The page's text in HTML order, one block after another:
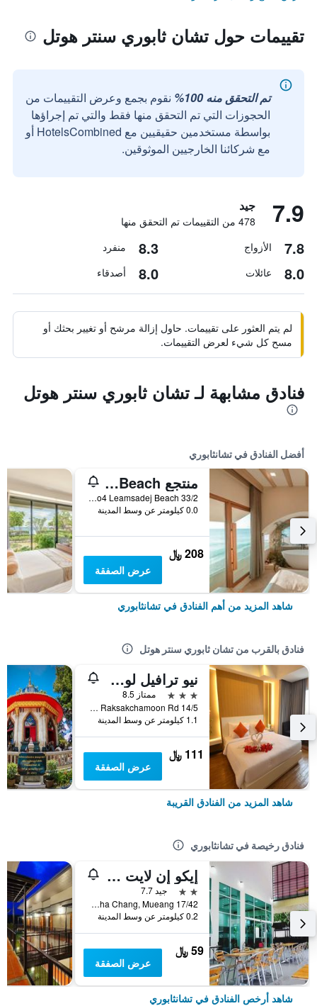
تقييمات حول تشان ثابوري سنتر هوتل
تم التحقق منه 100%
نقوم بجمع وعرض التقييمات من
الحجوزات التي تم التحقق منها فقط والتي تم إجراؤها
بواسطة مستخدمين حقيقيين مع HotelsCombined أو
مع شركائنا الخارجيين الموثوقين.
7.9 جيد
478 من التقييمات تم التحقق منها
7.8 الأزواج 8.3 منفرد
8.0 عائلات 8.0 أصدقاء
لم يتم العثور على تقييمات. حاول إزالة مرشح أو تغيير بحثك أو
مسح كل شيء لعرض التقييمات.
فنادق مشابهة لـ تشان ثابوري سنتر هوتل
أفضل الفنادق في تشانثابوري
منتجع Maldives Beach
33/2 Moo4 Leamsadej Beach, تشانثابوري, تايلاند
0.0 كيلومتر عن وسط المدينة
208 ﷼
عرض الصفقة
شاهد المزيد من أهم الفنادق في تشانثابوري
فنادق بالقرب من تشان ثابوري سنتر هوتل
نيو ترافيل لودج هوتل
3 نجوم
ممتاز 8.5
14/5 M.3 Raksakchamoon Rd., تشانثابوري, تايلاند
1.1 كيلومتر عن وسط المدينة
111 ﷼
عرض الصفقة
شاهد المزيد من الفنادق القريبة
فنادق رخيصة في تشانثابوري
إيكو إن لايت تشانتابوري
2 نجمتين
جيد 7.7
17/42 Village No. 3, Tha Chang, Mueang, تشانثابوري, تايلاند
0.2 كيلومتر عن وسط المدينة
59 ﷼
عرض الصفقة
شاهد أرخص الفنادق في تشانثابوري